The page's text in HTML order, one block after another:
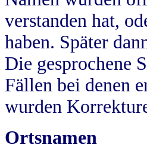
verstanden hat,
haben. Später
Die gesprochene
Fällen bei denen
wurden
Ortsnamen